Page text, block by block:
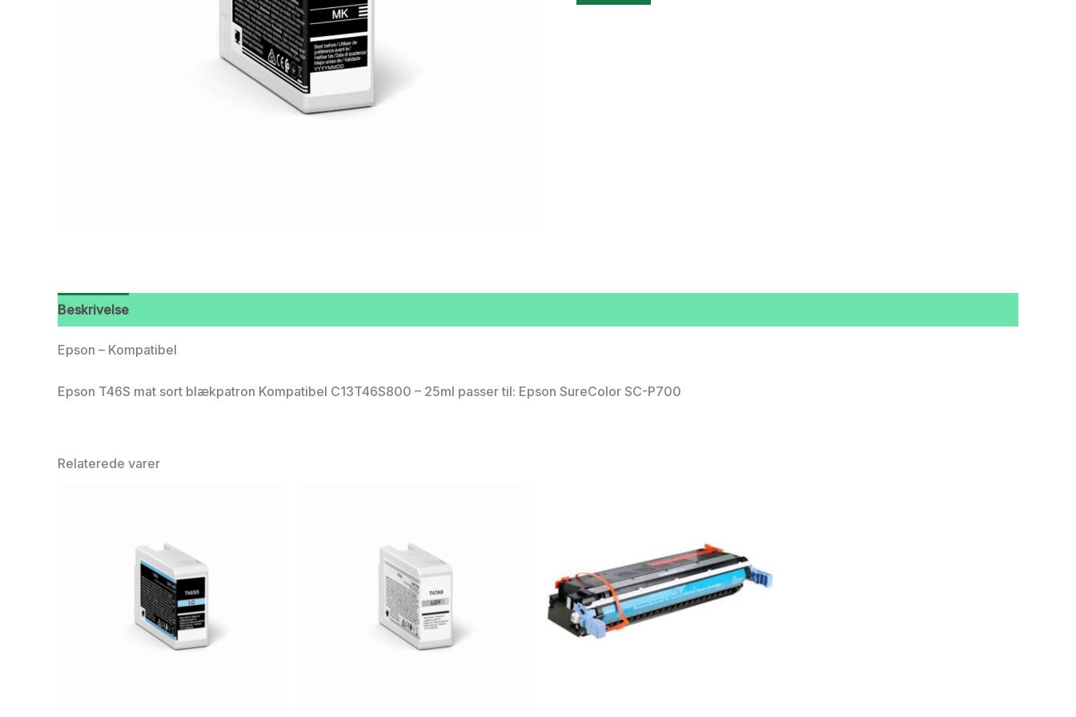
Beskrivelse
Epson – Kompatibel
Epson T46S mat sort blækpatron Kompatibel C13T46S800 – 25ml passer til: Epson SureColor SC-P700
Relaterede varer